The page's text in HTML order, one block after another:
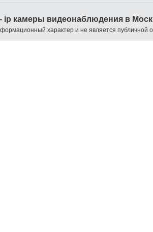
ip камеры видеонаблюдения в
характер и не является публичной